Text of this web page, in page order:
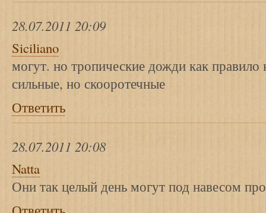
28.07.2011 20:09
Siciliano
могут. но тропические дожди как
сильные, но скооротечные
Ответить
28.07.2011 20:08
Natta
Они так целый день могут под навесом